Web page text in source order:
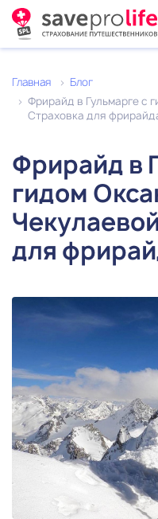
Главная
Блог
Фрирайд в Гульмарге с
Страховка для
Фрирайд в
гидом
для